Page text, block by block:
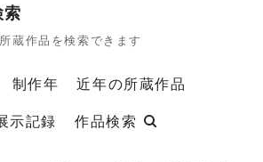
蔵作品を検索できます
制作年
近年の所蔵作品
示記録 作品検索